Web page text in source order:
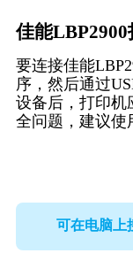
佳能
要连接佳能
序，然后通过
设备后，打印机
全问题，建议使
可在电脑上